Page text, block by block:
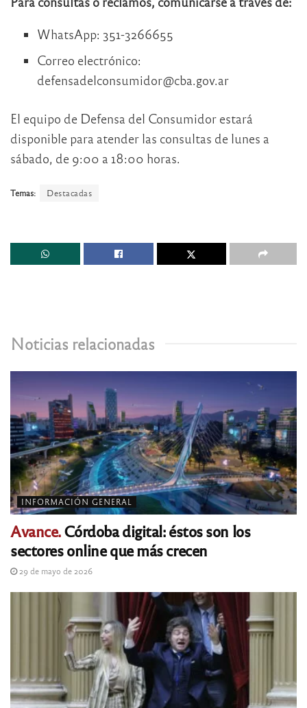
WhatsApp: 351-3266655
Correo electrónico:
defensadelconsumidor@cba.gov.ar
El equipo de Defensa del Consumidor estará
disponible para atender las consultas de lunes a
sábado, de 9:00 a 18:00 horas.
Temas: Destacadas
Noticias relacionadas
INFORMACIÓN GENERAL
Avance.Córdoba digital: éstos son los
sectores online que más crecen
29 de mayo de 2026